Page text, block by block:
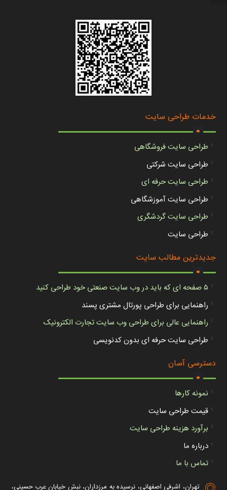
خدمات طراحی سایت
.
طراحی سایت فروشگاهی
طراحی سایت شرکتی
طراحی سایت حرفه ای
طراحی سایت آموزشگاهی
طراحی سایت گردشگری
طراحی سایت
جدیدترین مطالب سایت
.
۵ صفحه ای که باید در وب سایت صنعتی خود طراحی کنید
راهنمایی برای طراحی پورتال مشتری پسند
راهنمایی عالی برای طراحی وب سایت تجارت الکترونیک
طراحی سایت حرفه ای بدون کدنویسی
دسترسی آسان
.
نمونه کارها
قیمت طراحی سایت
برآورد هزینه طراحی سایت
درباره ما
تماس با ما
تهران، اشرفی اصفهانی، نرسیده به مرزداران، نبش خیابان عرب حسینی،